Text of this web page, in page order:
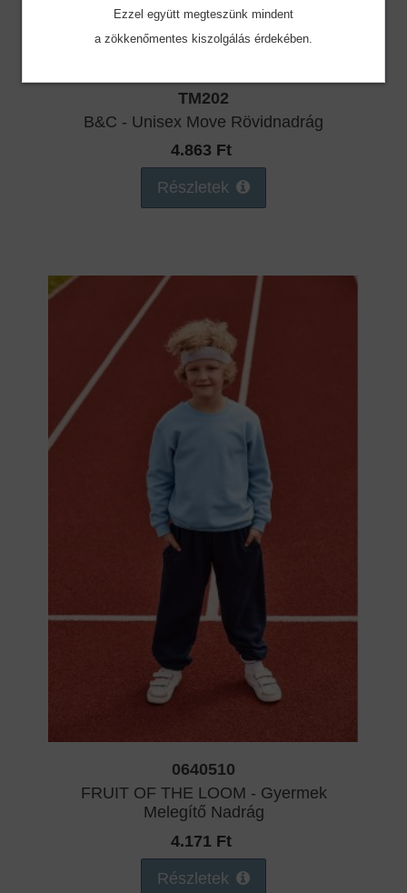
TM202
B&C - Unisex Move Rövidnadrág
4.863 Ft
Részletek
0640510
FRUIT OF THE LOOM - Gyermek
Melegítő Nadrág
4.171 Ft
Részletek
Ezzel együtt megteszünk mindent
a zökkenőmentes kiszolgálás érdekében.